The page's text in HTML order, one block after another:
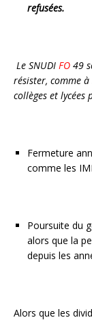
refusées.
Le SNUDI FO 49
résister, comme à
collèges et lycées
Fermeture
comme les
Poursuite du
alors que la
depuis les
Alors que les